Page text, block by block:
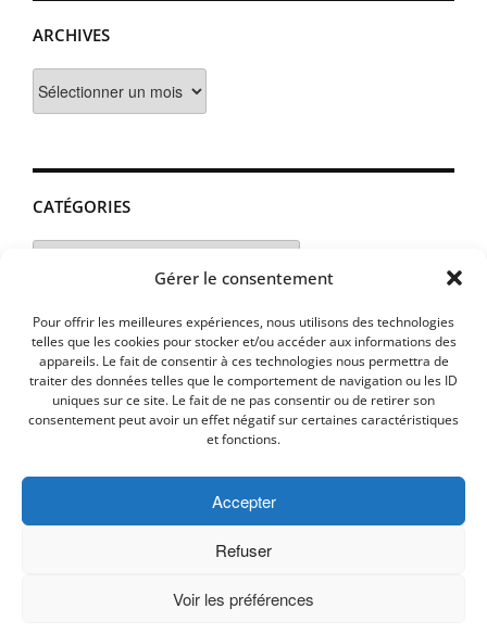
Gérer le consentement
Pour offrir les meilleures expériences, nous utilisons des technologies
telles que les cookies pour stocker et/ou accéder aux informations des
appareils. Le fait de consentir à ces technologies nous permettra de
traiter des données telles que le comportement de navigation ou les ID
uniques sur ce site. Le fait de ne pas consentir ou de retirer son
consentement peut avoir un effet négatif sur certaines caractéristiques
et fonctions.
Accepter
Refuser
Voir les préférences
ARCHIVES
CATÉGORIES
Catégories
PLAN D’ACCES
Copyright © 2026 Commune de Lavalette - Aude.